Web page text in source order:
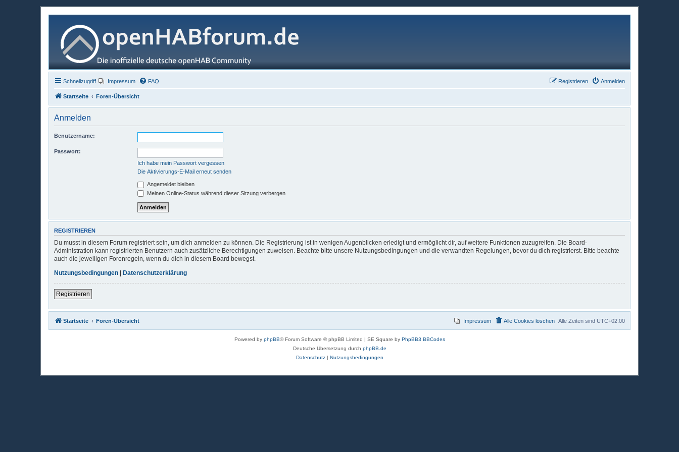
Schnellzugriff Impressum FAQ Anmelden
Registrieren
Startseite Foren-Übersicht
Anmelden
Benutzername:
Passwort:
Ich habe mein Passwort vergessen
Die Aktivierungs-E-Mail erneut senden
Angemeldet bleiben
Meinen Online-Status während dieser Sitzung verbergen
REGISTRIEREN
Du musst in diesem Forum registriert sein, um dich anmelden zu können. Die Registrierung ist in wenigen Augenblicken erledigt und ermöglicht dir, auf weitere Funktionen zuzugreifen. Die Board-
Administration kann registrierten Benutzern auch zusätzliche Berechtigungen zuweisen. Beachte bitte unsere Nutzungsbedingungen und die verwandten Regelungen, bevor du dich registrierst. Bitte beachte
auch die jeweiligen Forenregeln, wenn du dich in diesem Board bewegst.
Nutzungsbedingungen | Datenschutzerklärung
Registrieren
Startseite Foren-Übersicht Alle Zeiten sind UTC+02:00
Alle Cookies löschen
Impressum
Powered by phpBB® Forum Software © phpBB Limited | SE Square by PhpBB3 BBCodes
Deutsche Übersetzung durch phpBB.de
Datenschutz| Nutzungsbedingungen